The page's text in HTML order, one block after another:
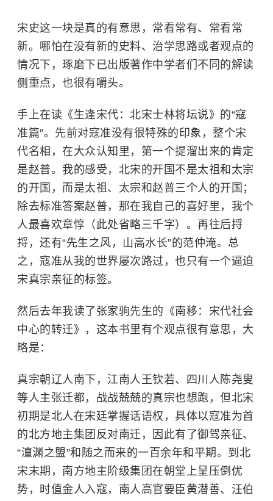
宋史这一块是真的有意思，常看常有、常看常
新。哪怕在没有新的史料、治学思路或者观点的
情况下，琢磨下已出版著作中学者们不同的解读
侧重点，也很有嚼头。
手上在读《生逢宋代：北宋士林将坛说》的“寇
准篇”。先前对寇准没有很特殊的印象，整个宋
代名相，在大众认知里，第一个提溜出来的肯定
是赵普。我的感受，北宋的开国不是太祖和太宗
的开国，而是太祖、太宗和赵普三个人的开国；
除去标准答案赵普，那在我自己的喜好里，我个
人最喜欢章惇 （此处省略三千字）。再往后捋
捋，还有“先生之风，山高水长”的范仲淹。总
之， 寇准从我的世界屡次路过，也只有一个逼迫
宋真宗亲征的标签。
然后去年我读了张家驹先生的《南移：宋代社会
中心的转迁》，这本书里有个观点很有意思，大
略是：
真宗朝辽人南下，江南人王钦若、四川人陈尧叟
等人主张迁都，战战兢兢的真宗也想跑，但北宋
初期是北人在宋廷掌握话语权，具体以寇准为首
的北方地主集团反对南迁，因此有了御驾亲征、
“澶渊之盟”和随之而来的一百余年和平期。到北
宋末期，南方地主阶级集团在朝堂上呈压倒优
势，时值金人入寇，南人高官要臣黄潜善、 汪伯